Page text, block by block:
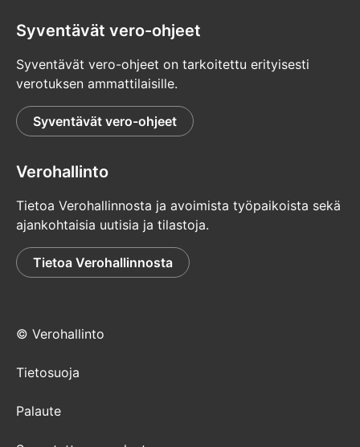
Syventävät vero-ohjeet
Syventävät vero-ohjeet on tarkoitettu erityisesti
verotuksen ammattilaisille.
Syventävät vero-ohjeet
Verohallinto
Tietoa Verohallinnosta ja avoimista työpaikoista sekä
ajankohtaisia uutisia ja tilastoja.
Tietoa Verohallinnosta
© Verohallinto
Tietosuoja
Palaute